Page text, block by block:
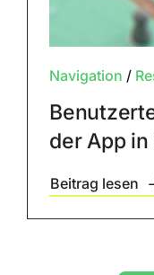
Navigation /
der App
Beitrag lesen